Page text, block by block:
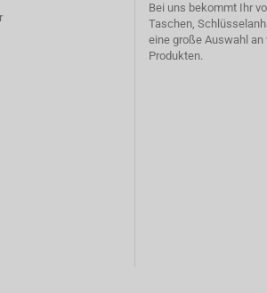
Bei uns bekommt Ihr
Taschen,
eine große Auswahl an
Produkten.